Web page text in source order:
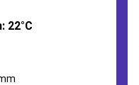
22°C